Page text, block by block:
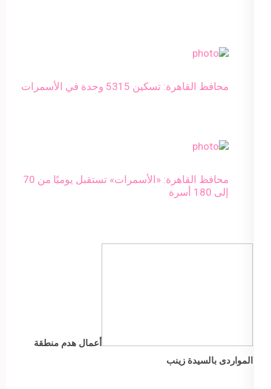
محافظ القاهرة: تسكين 5315 وحدة في الأسمرات
محافظ القاهرة: «الأسمرات» تستقبل يوميًا من 70
إلى 180 أسرة
أعمال هدم منطقة
المواردى بالسيدة زينب